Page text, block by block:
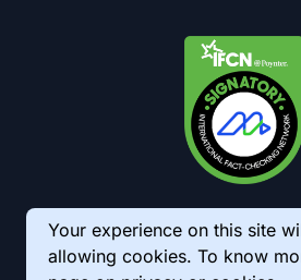
Your experience on this site
allowing cookies. To know